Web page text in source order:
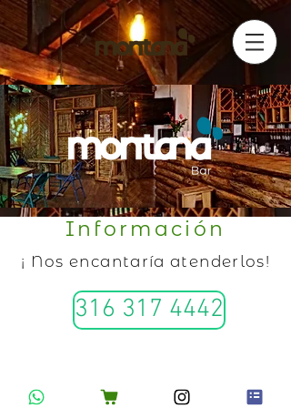
Información
¡ Nos encantaría atenderlos!
316 317 4442